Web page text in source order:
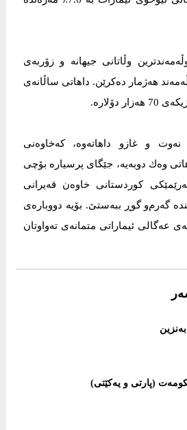
وڵاتانی جیهانە و زۆربەی
هەژمار دەکرێن. داهاتی ساڵانەی
دۆلارە.
نەوت و غازو داهاتەوە، كەخاوەنی
وەك دوبەیە، جێگای پرسیارە بۆچی
كوردستانی خاوەن قەیرانی
گەرم‌و گوڕ ببەستێ. بۆیە دووبارەی
عەگالی ئیماراتی متمانەی تەواوتان
(پارتی و یەكێتی)